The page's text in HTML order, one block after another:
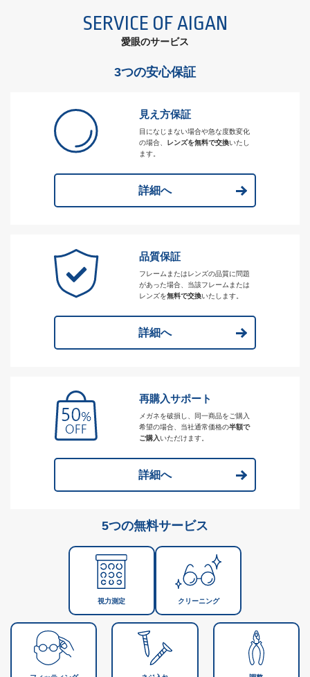
SERVICE OF AIGAN
愛眼のサービス
3つの安心保証
見え方保証
目になじまない場合や急な度数変化
の場合、
レンズを無料で交換いたし
ます。
詳細へ
品質保証
フレームまたはレンズの品質に問題
があった場合、当該フレームまたは
レンズを無料で交換いたします。
詳細へ
再購入サポート
メガネを破損し、同一商品をご購入
希望の場合、当社通常価格の半額で
ご購入いただけます。
詳細へ
5つの無料サービス
視力測定 クリーニング